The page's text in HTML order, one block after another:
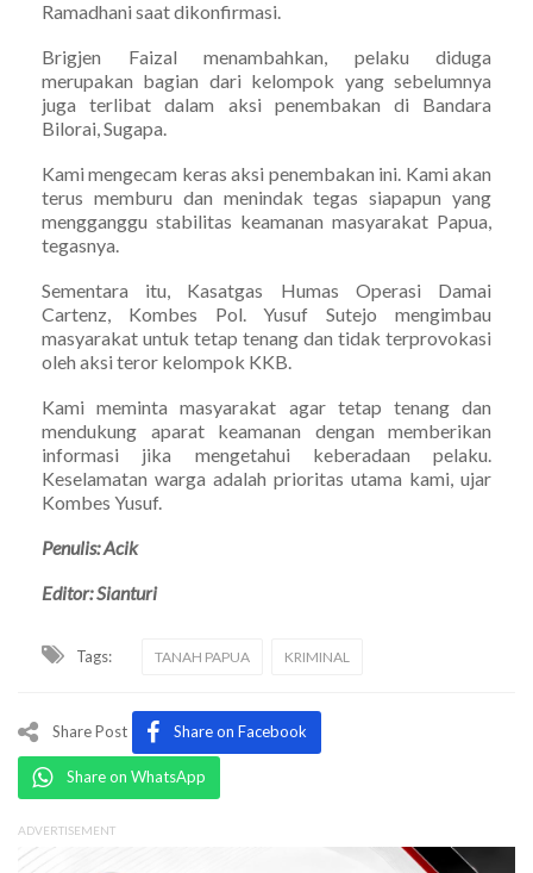
Ramadhani saat dikonfirmasi.
Brigjen Faizal menambahkan, pelaku diduga
merupakan bagian dari kelompok yang sebelumnya
juga terlibat dalam aksi penembakan di Bandara
Bilorai, Sugapa.
Kami mengecam keras aksi penembakan ini. Kami akan
terus memburu dan menindak tegas siapapun yang
mengganggu stabilitas keamanan masyarakat Papua,
tegasnya.
Sementara itu, Kasatgas Humas Operasi Damai
Cartenz, Kombes Pol. Yusuf Sutejo mengimbau
masyarakat untuk tetap tenang dan tidak terprovokasi
oleh aksi teror kelompok KKB.
Kami meminta masyarakat agar tetap tenang dan
mendukung aparat keamanan dengan memberikan
informasi jika mengetahui keberadaan pelaku.
Keselamatan warga adalah prioritas utama kami, ujar
Kombes Yusuf.
Penulis: Acik
Editor: Sianturi
Tags: TANAH PAPUA KRIMINAL
Share Post Share on Facebook
Share on WhatsApp
ADVERTISEMENT